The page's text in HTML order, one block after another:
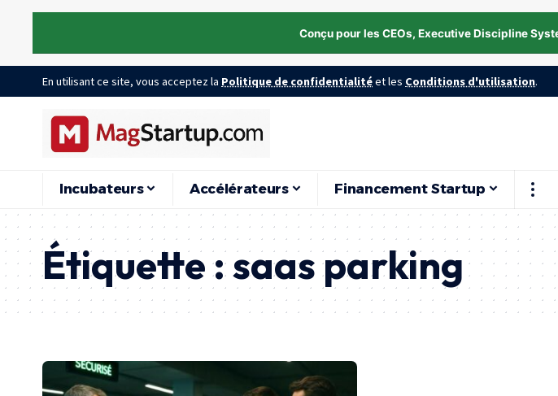
Conçu pour les CEOs, Executive Discipline
En utilisant ce site, vous acceptez la Politique de confidentialitéet les Conditions d'utilisation.
Incubateurs Accélérateurs Financement Startup
Étiquette :saas parking